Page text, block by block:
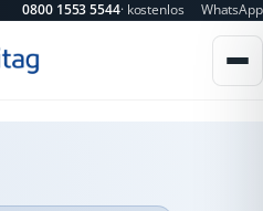
0800 1553 5544· kostenlos WhatsApp